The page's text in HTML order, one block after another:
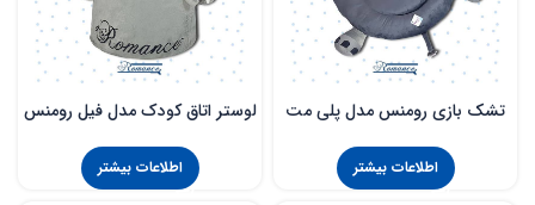
تشک بازی رومنس مدل پلی مت
اطلاعات بیشتر
لوستر اتاق کودک مدل فیل رومنس
اطلاعات بیشتر